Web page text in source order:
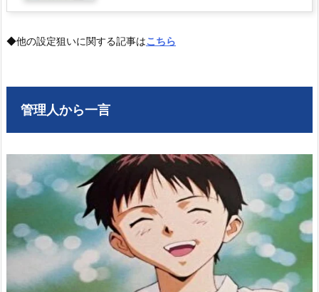
◆他の設定狙いに関する記事はこちら
管理人から一言